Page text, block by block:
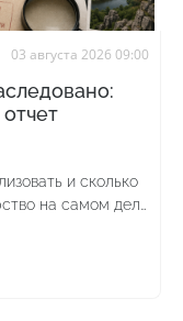
03 августа 2026 09:00
и сколько
на самом деле